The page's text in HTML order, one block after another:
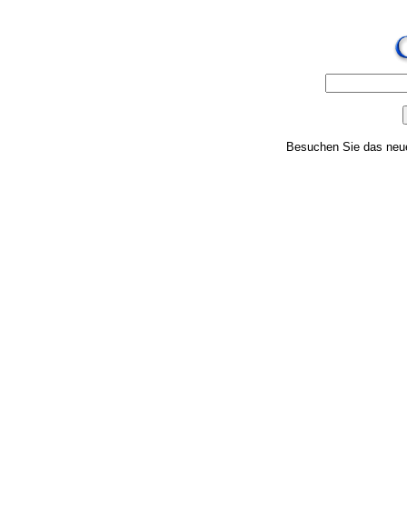
Besuchen Sie das